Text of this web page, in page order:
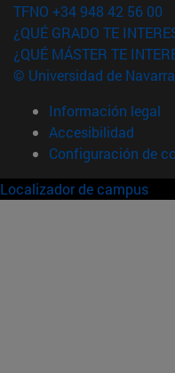
TFNO +34 948 42 56 00
¿QUÉ GRADO TE
¿QUÉ MÁSTER TE
© Universidad de Navarra
Información legal
Accesibilidad
Configuración de
Localizador de campus